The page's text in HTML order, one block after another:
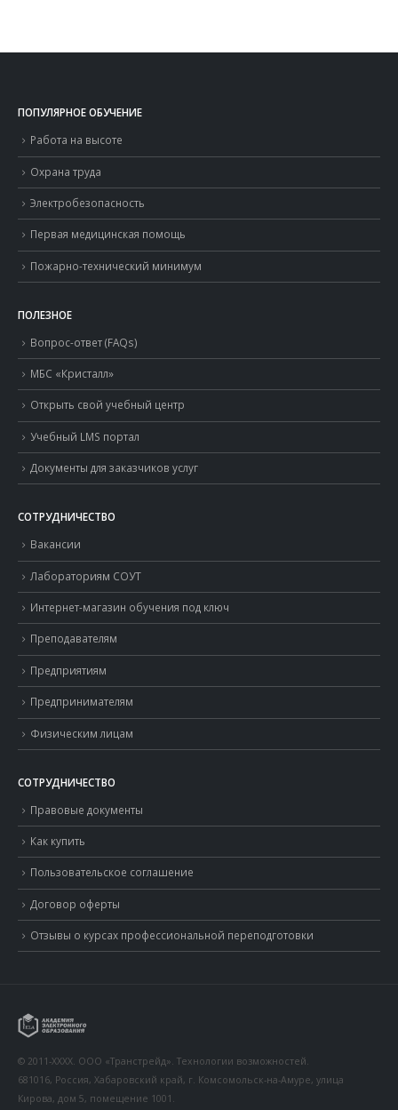
ПОПУЛЯРНОЕ ОБУЧЕНИЕ
Работа на высоте
Охрана труда
Электробезопасность
Первая медицинская помощь
Пожарно-технический минимум
ПОЛЕЗНОЕ
Вопрос-ответ (FAQs)
МБС «Кристалл»
Открыть свой учебный центр
Учебный LMS портал
Документы для заказчиков услуг
СОТРУДНИЧЕСТВО
Вакансии
Лабораториям СОУТ
Интернет-магазин обучения под ключ
Преподавателям
Предприятиям
Предпринимателям
Физическим лицам
СОТРУДНИЧЕСТВО
Правовые документы
Как купить
Пользовательское соглашение
Договор оферты
Отзывы о курсах профессиональной переподготовки
© 2011-XXXX. ООО «Транстрейд». Технологии возможностей.
681016, Россия, Хабаровский край, г. Комсомольск-на-Амуре, улица
Кирова, дом 5, помещение 1001.